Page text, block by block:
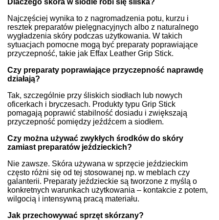
Dlaczego skóra w siodle robi się śliska?
Najczęściej wynika to z nagromadzenia potu, kurzu i
resztek preparatów pielęgnacyjnych albo z naturalnego
wygładzenia skóry podczas użytkowania. W takich
sytuacjach pomocne mogą być preparaty poprawiające
przyczepność, takie jak Effax Leather Grip Stick.
Czy preparaty poprawiające przyczepność naprawdę
działają?
Tak, szczególnie przy śliskich siodłach lub nowych
oficerkach i bryczesach. Produkty typu Grip Stick
pomagają poprawić stabilność dosiadu i zwiększają
przyczepność pomiędzy jeźdźcem a siodłem.
Czy można używać zwykłych środków do skóry
zamiast preparatów jeździeckich?
Nie zawsze. Skóra używana w sprzęcie jeździeckim
często różni się od tej stosowanej np. w meblach czy
galanterii. Preparaty jeździeckie są tworzone z myślą o
konkretnych warunkach użytkowania – kontakcie z potem,
wilgocią i intensywną pracą materiału.
Jak przechowywać sprzęt skórzany?